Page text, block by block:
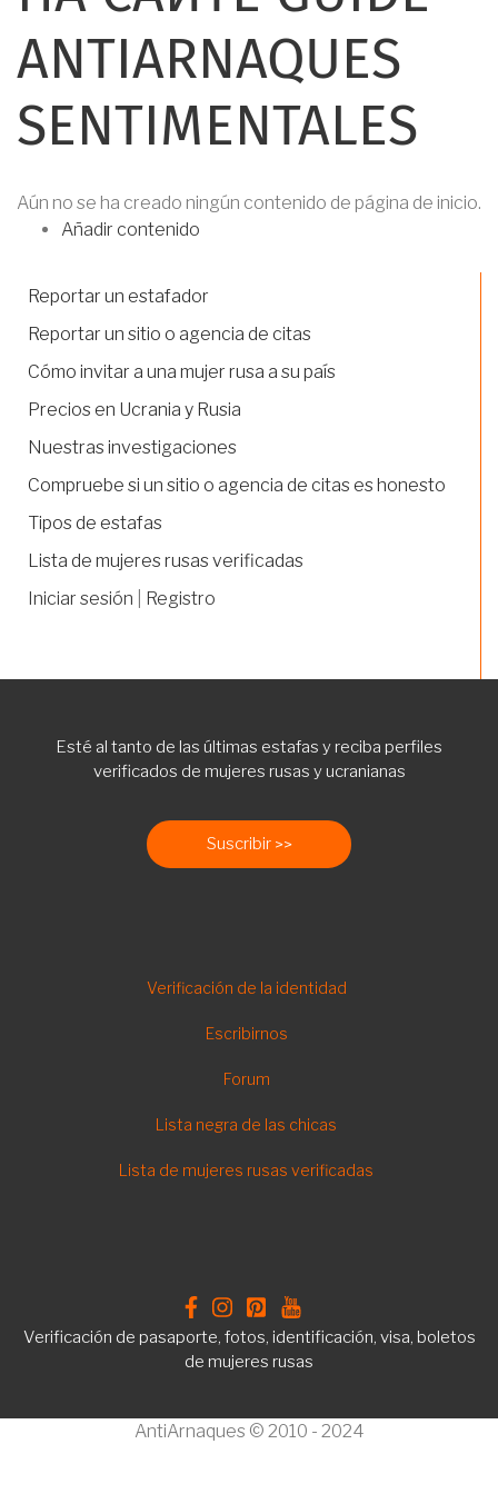
AYUDA
A
LA
ANTIARNAQUES
SENTIMENTALES
Aún no se ha creado ningún contenido de página de inicio.
Añadir contenido
Reportar un estafador
Reportar un sitio o agencia de citas
Cómo invitar a una mujer rusa a su país
Precios en Ucrania y Rusia
Nuestras investigaciones
Compruebe si un sitio o agencia de citas es honesto
Tipos de estafas
Lista de mujeres rusas verificadas
Iniciar sesión
Registro
Esté al tanto de las últimas estafas y reciba perfiles
verificados de mujeres rusas y ucranianas
Suscribir
Verificación de la identidad
Escribirnos
Forum
Lista negra de las chicas
Lista de mujeres rusas verificadas
Verificación de pasaporte, fotos, identificación, visa, boletos
de mujeres rusas
AntiArnaques © 2010 - 2024